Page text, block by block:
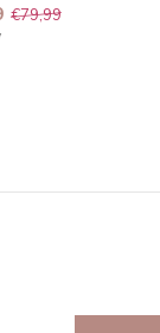
€79,99